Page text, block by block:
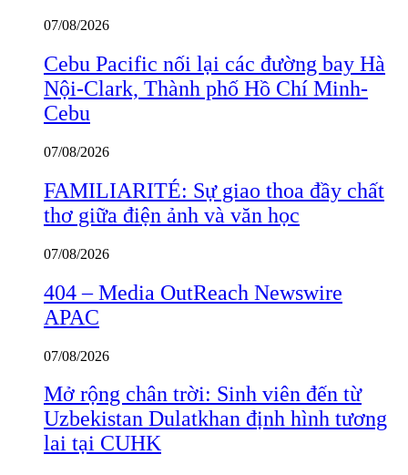
07/08/2026
Cebu Pacific nối lại các đường bay Hà
Nội-Clark, Thành phố Hồ Chí Minh-
Cebu
07/08/2026
FAMILIARITÉ: Sự giao thoa đầy chất
thơ giữa điện ảnh và văn học
07/08/2026
404 – Media OutReach Newswire
APAC
07/08/2026
Mở rộng chân trời: Sinh viên đến từ
Uzbekistan Dulatkhan định hình tương
lai tại CUHK